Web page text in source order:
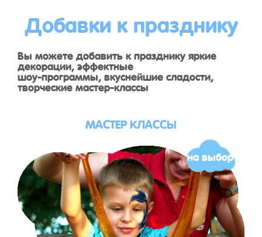
Добавки к празднику
Вы можете добавить к празднику яркие
декорации, эффектные
шоу-программы, вкуснейшие сладости,
творческие мастер-классы
МАСТЕР КЛАССЫ
на выбор